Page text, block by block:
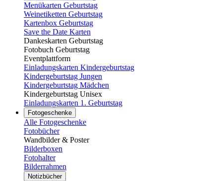
Menükarten Geburtstag
Weinetiketten Geburtstag
Kartenbox Geburtstag
Save the Date Karten
Dankeskarten Geburtstag
Fotobuch Geburtstag
Eventplattform
Einladungskarten Kindergeburtstag
Kindergeburtstag Jungen
Kindergeburtstag Mädchen
Kindergeburtstag Unisex
Einladungskarten 1. Geburtstag
Fotogeschenke
Alle Fotogeschenke
Fotobücher
Wandbilder & Poster
Bilderboxen
Fotohalter
Bilderrahmen
Notizbücher